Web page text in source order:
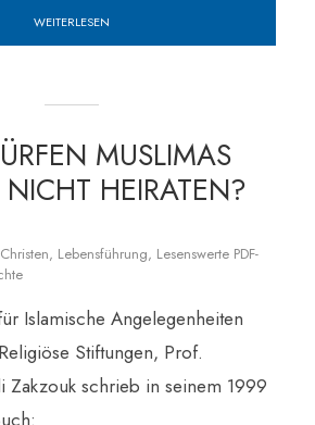
WEITERLESEN
MUSLIMAS
HEIRATEN?
, Lebensführung, Lesenswerte PDF-
Islamische Angelegenheiten
Stiftungen, Prof.
Zakzouk schrieb in seinem 1999